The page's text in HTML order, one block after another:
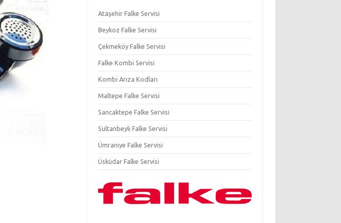
Ataşehir Falke Servisi
Beykoz Falke Servisi
Çekmeköy Falke Servisi
Falke Kombi Servisi
Kombi Arıza Kodları
Maltepe Falke Servisi
Sancaktepe Falke Servisi
Sultanbeyli Falke Servisi
Ümraniye Falke Servisi
Üsküdar Falke Servisi